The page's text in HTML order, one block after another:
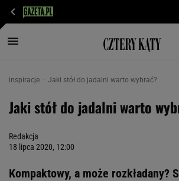
inspiracje Jaki stół do jadalni warto wybrać?
Jaki stół do jadalni warto
Redakcja
18 lipca 2020, 12:00
Kompaktowy, a może rozkładany?